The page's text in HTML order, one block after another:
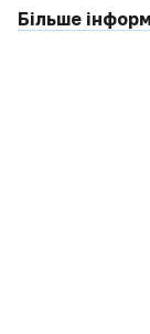
Більше